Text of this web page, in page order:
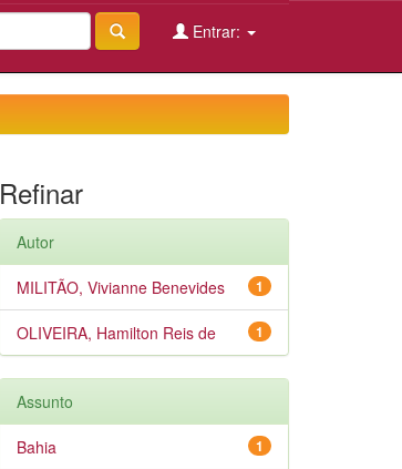
Entrar:
Refinar
Autor
1
MILITÃO, Vivianne Benevides
1
OLIVEIRA, Hamilton Reis de
Assunto
1
Bahia